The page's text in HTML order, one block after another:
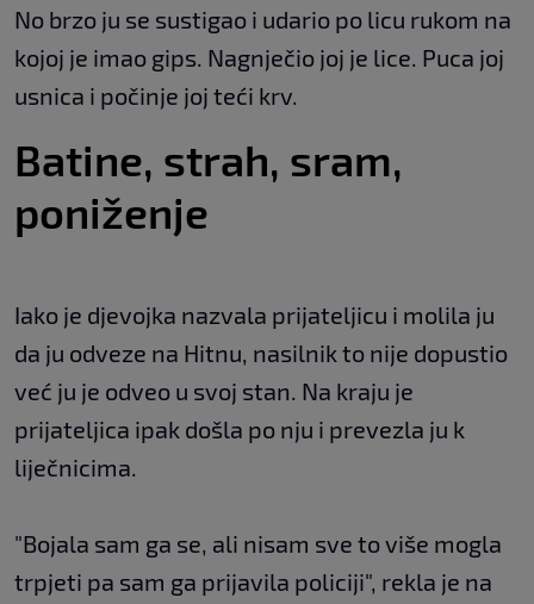
No brzo ju se sustigao i udario po licu rukom na
kojoj je imao gips. Nagnječio joj je lice. Puca joj
usnica i počinje joj teći krv.
Batine, strah, sram,
poniženje
Iako je djevojka nazvala prijateljicu i molila ju
da ju odveze na Hitnu, nasilnik to nije dopustio
već ju je odveo u svoj stan. Na kraju je
prijateljica ipak došla po nju i prevezla ju k
liječnicima.
"Bojala sam ga se, ali nisam sve to više mogla
trpjeti pa sam ga prijavila policiji", rekla je na